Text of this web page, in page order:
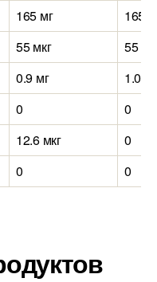
165 мг
165
55 мкг
55
0.9 мг
1.02
0
0
12.6 мкг
0
0 0